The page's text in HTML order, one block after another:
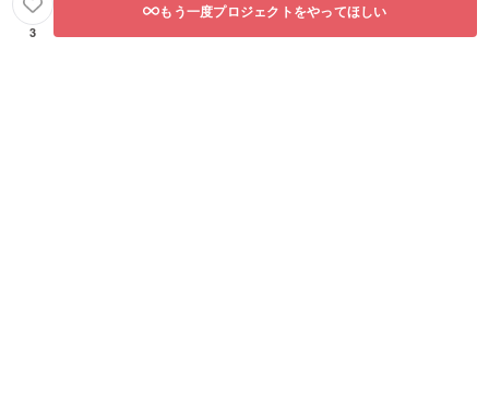
3
もう一度プロジェクトをやってほしい